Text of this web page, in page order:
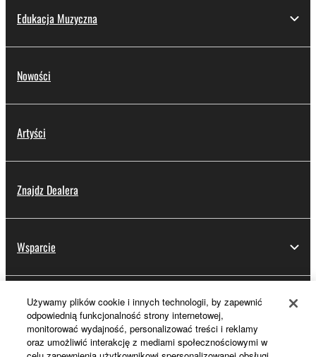
Edukacja Muzyczna
Nowości
Artyści
Znajdz Dealera
Wsparcie
Rejestracja Yamaha Music ID
Używamy plików cookie i innych technologii, by zapewnić
odpowiednią funkcjonalność strony internetowej,
monitorować wydajność, personalizować treści i reklamy
oraz umożliwić interakcję z mediami społecznościowymi w